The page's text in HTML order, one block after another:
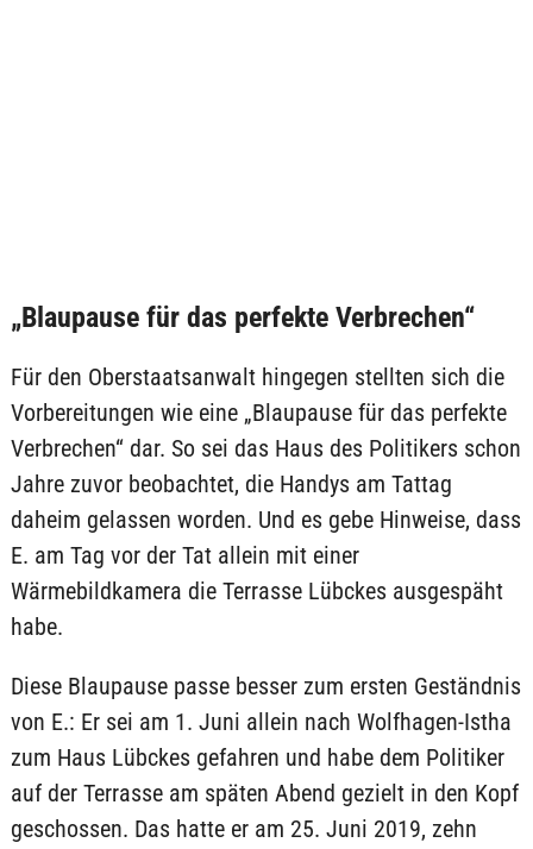
„Blaupause für das perfekte Verbrechen“
Für den Oberstaatsanwalt hingegen stellten sich die
Vorbereitungen wie eine „Blaupause für das perfekte
Verbrechen“ dar. So sei das Haus des Politikers schon
Jahre zuvor beobachtet, die Handys am Tattag
daheim gelassen worden. Und es gebe Hinweise, dass
E. am Tag vor der Tat allein mit einer
Wärmebildkamera die Terrasse Lübckes ausgespäht
habe.
Diese Blaupause passe besser zum ersten Geständnis
von E.: Er sei am 1. Juni allein nach Wolfhagen-Istha
zum Haus Lübckes gefahren und habe dem Politiker
auf der Terrasse am späten Abend gezielt in den Kopf
geschossen. Das hatte er am 25. Juni 2019, zehn